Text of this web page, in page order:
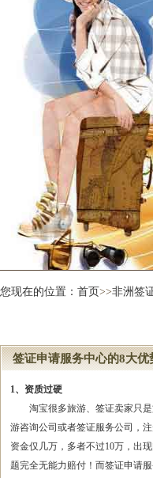
您现在的位置： 首页>>非洲签
签证申请服务中心的8大优
1、资质过硬
淘宝很多旅游、签证卖家只是
游咨询公司或者签证服务公司，
资金仅几万，多者不过10万，出现
题完全无能力赔付！而签证申请